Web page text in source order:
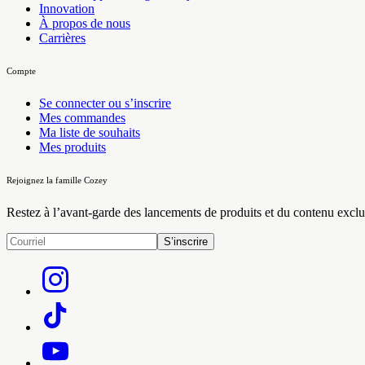
Innovation
À propos de nous
Carrières
Compte
Se connecter ou s’inscrire
Mes commandes
Ma liste de souhaits
Mes produits
Rejoignez la famille Cozey
Restez à l’avant-garde des lancements de produits et du contenu
S’inscrire